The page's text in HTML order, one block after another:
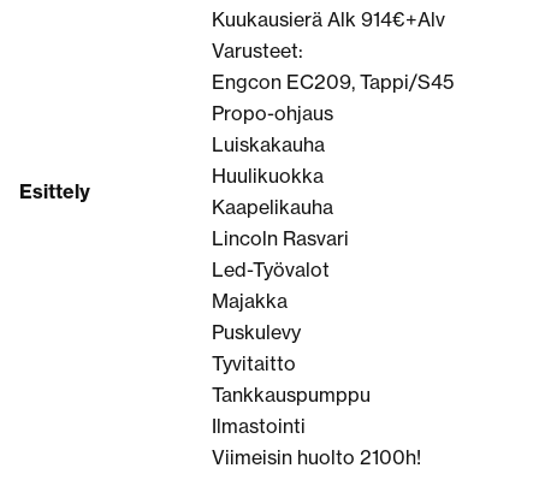
Esittely
Kuukausierä Alk 914€+Alv
Varusteet:
Engcon EC209, Tappi/S45
Propo-ohjaus
Luiskakauha
Huulikuokka
Kaapelikauha
Lincoln Rasvari
Led-Työvalot
Majakka
Puskulevy
Tyvitaitto
Tankkauspumppu
Ilmastointi
Viimeisin huolto 2100h!